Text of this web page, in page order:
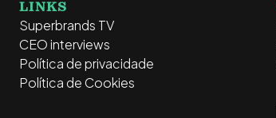
LINKS
Superbrands TV
CEO interviews
Política de privacidade
Política de Cookies